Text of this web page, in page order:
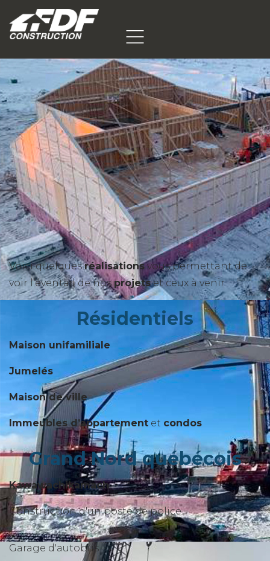
Voici quelquesréalisationsvous permettant de
voir l’éventail de nosprojetset ceux à venir
Résidentiels
Maison unifamiliale
Jumelés
Maison de ville
Immeubles d’appartement et condos
Grand Nord québécois
Kawawachikamach
Construction d'un poste de police
Garage d'autobus